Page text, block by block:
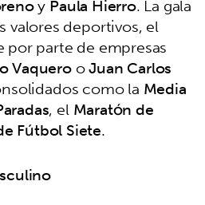
yPaula Hierro. La gala
valores deportivos, el
parte de empresas
VaquerooJuan Carlos
como la Media
, elMaratón de
Fútbol Siete.